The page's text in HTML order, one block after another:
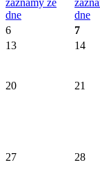
záznamy ze
dne
dne
6
7
13 14
20 21
27 28